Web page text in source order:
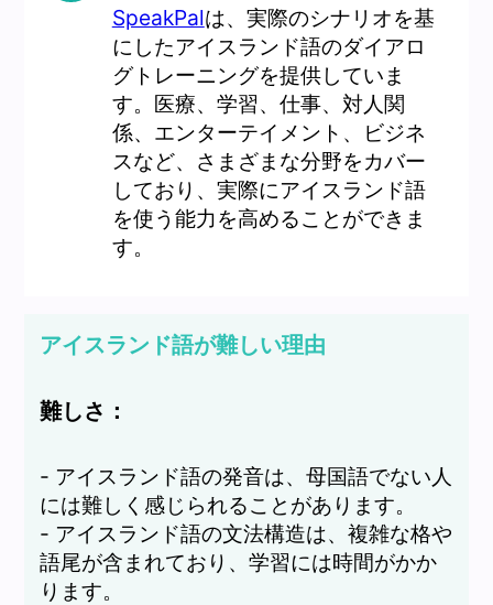
SpeakPalは、実際のシナリオを基
にしたアイスランド語のダイアロ
グトレーニングを提供していま
す。医療、学習、仕事、対人関
係、エンターテイメント、ビジネ
スなど、さまざまな分野をカバー
しており、実際にアイスランド語
を使う能力を高めることができま
す。
アイスランド語が難しい理由
難しさ：
- アイスランド語の発音は、母国語でない人
には難しく感じられることがあります。
- アイスランド語の文法構造は、複雑な格や
語尾が含まれており、学習には時間がかか
ります。